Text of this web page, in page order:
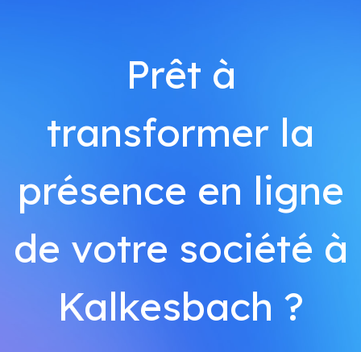
Prêt à
transformer la
présence en ligne
de votre société à
Kalkesbach ?